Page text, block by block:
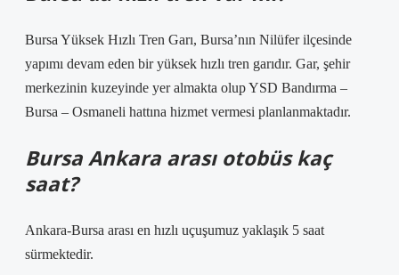
Bursa Yüksek Hızlı Tren Garı, Bursa’nın Nilüfer ilçesinde
yapımı devam eden bir yüksek hızlı tren garıdır. Gar, şehir
merkezinin kuzeyinde yer almakta olup YSD Bandırma –
Bursa – Osmaneli hattına hizmet vermesi planlanmaktadır.
Bursa Ankara arası otobüs kaç
saat?
Ankara-Bursa arası en hızlı uçuşumuz yaklaşık 5 saat
sürmektedir.